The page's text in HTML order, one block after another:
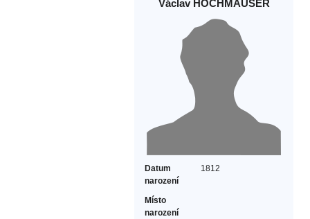
Václav HOCHMAUSER
Datum
narození
1812
Místo
narození